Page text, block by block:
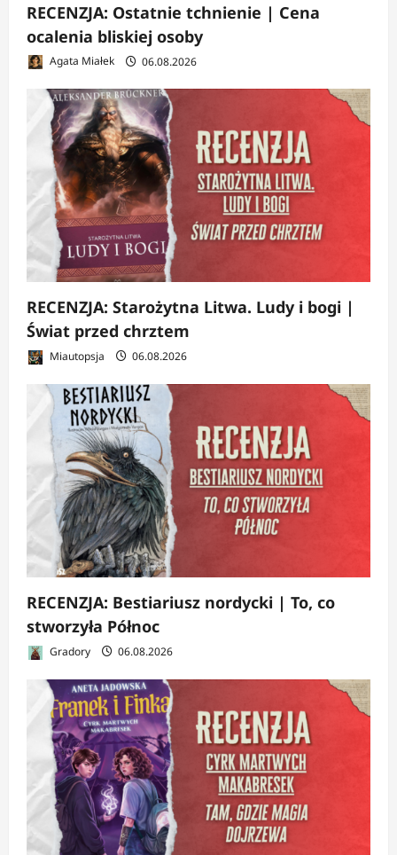
RECENZJA: Ostatnie tchnienie | Cena
ocalenia bliskiej osoby
Agata Miałek 06.08.2026
RECENZJA: Starożytna Litwa. Ludy i bogi |
Świat przed chrztem
Miautopsja 06.08.2026
RECENZJA: Bestiariusz nordycki | To, co
stworzyła Północ
Gradory 06.08.2026